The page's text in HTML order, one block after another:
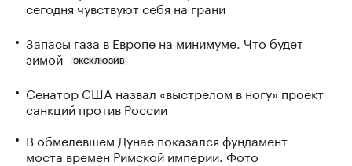
сегодня чувствуют себя на грани
Запасы газа в Европе на минимуме. Что будет
зимой
ЭКСКЛЮЗИВ
Сенатор США назвал «выстрелом в ногу» проект
санкций против России
В обмелевшем Дунае показался фундамент
моста времен Римской империи. Фото